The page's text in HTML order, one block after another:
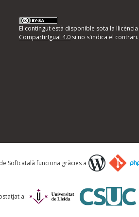
d'errors
següents i descriviu quina és la millora que
El contingut està disponible sota la llicència
CompartirIgual 4.0si no s'indica el contrari.
Softcatalà funciona gràcies a
a: